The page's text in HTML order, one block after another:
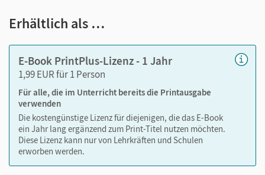
Notizen erstellen
Lesezeichen hinzufügen
Zoomen
Erhältlich als …
E-Book PrintPlus-Lizenz - 1 Jahr
1,99 EUR für 1 Person
Für alle, die im Unterricht bereits die Printausgabe
verwenden
Die kostengünstige Lizenz für diejenigen, die das E-Book
ein Jahr lang ergänzend zum Print-Titel nutzen möchten.
Diese Lizenz kann nur von Lehrkräften und Schulen
erworben werden.